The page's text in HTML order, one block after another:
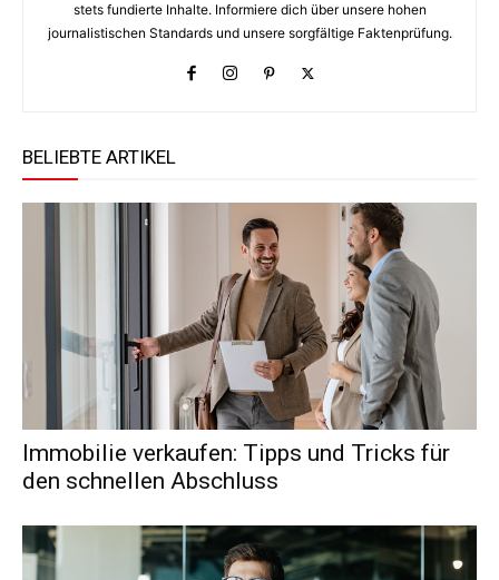
stets fundierte Inhalte. Informiere dich über unsere hohen
journalistischen Standards und unsere sorgfältige Faktenprüfung.
BELIEBTE ARTIKEL
Immobilie verkaufen: Tipps und Tricks für
den schnellen Abschluss